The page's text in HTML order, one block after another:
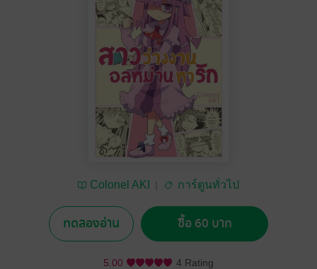
Colonel AKI การ์ตูนทั่วไป
ทดลองอ่าน ซื้อ 60 บาท
5.00 4 Rating